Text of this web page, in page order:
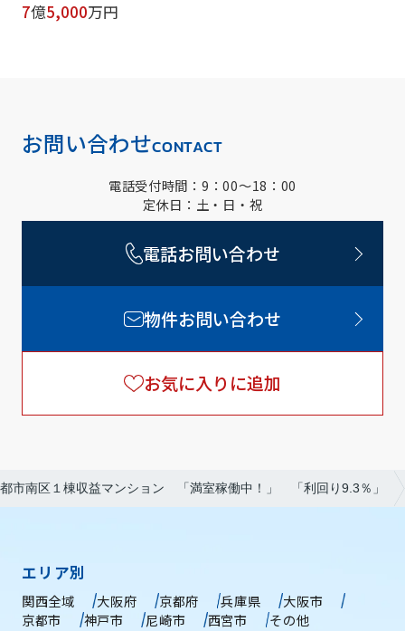
7億5,000万円
お問い合わせCONTACT
電話受付時間：9：00～18：00
定休日：土・日・祝
電話お問い合わせ
物件お問い合わせ
お気に入りに追加
市南区１棟収益マンション 「満室稼働中！」 「利回り9.3％」
エリア別
関西全域 大阪府 京都府 兵庫県
大阪市
京都市
神戸市 尼崎市 西宮市 その他